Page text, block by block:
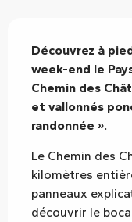
Découvrez à
week-end le
Chemin des
et vallonnés
randonnée ».
Le Chemin des
kilomètres
panneaux
découvrir le